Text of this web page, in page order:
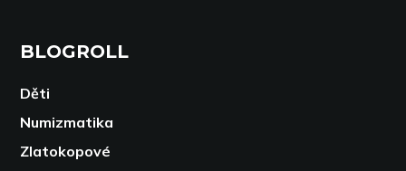
BLOGROLL
Děti
Numizmatika
Zlatokopové